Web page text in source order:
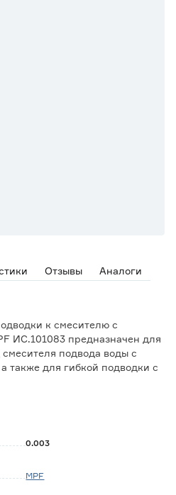
Отзывы Аналоги
к смесителю с
ИС.101083 предназначен для
подвода воды с
также для гибкой подводки с
CW617N с никелевым
0.003
MPF